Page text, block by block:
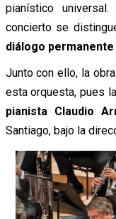
pianístico
concierto se
diálogo
Junto con ello, la
esta orquesta, pues
pianista Claudio
Santiago, bajo la